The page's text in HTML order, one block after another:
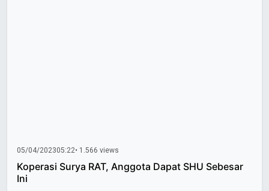
05/04/202305:22• 1.566 views
Koperasi Surya RAT, Anggota Dapat SHU Sebesar
Ini